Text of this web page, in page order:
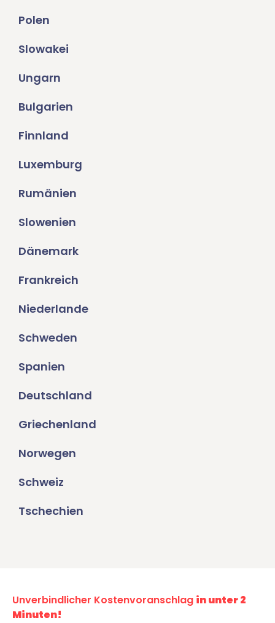
Polen
Slowakei
Ungarn
Bulgarien
Finnland
Luxemburg
Rumänien
Slowenien
Dänemark
Frankreich
Niederlande
Schweden
Spanien
Deutschland
Griechenland
Norwegen
Schweiz
Tschechien
Unverbindlicher Kostenvoranschlag in unter 2
Minuten!